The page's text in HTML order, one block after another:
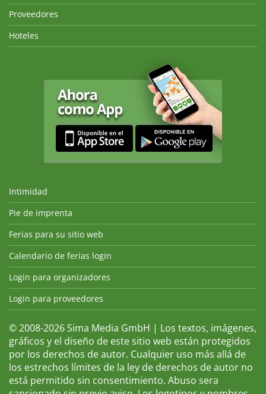
Proveedores
Hoteles
Intimidad
Pie de imprenta
Ferias para su sitio web
Calendario de ferias login
Login para organizadores
Login para proveedores
© 2008-2026 Sima Media GmbH | Los textos, imágenes,
gráficos y el diseño de este sitio web están protegidos
por los derechos de autor. Cualquier uso más allá de
los estrechos límites de la ley de derechos de autor no
está permitido sin consentimiento. Abuso sera